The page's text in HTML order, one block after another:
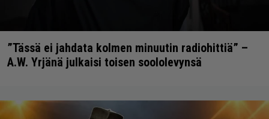
”Tässä ei jahdata kolmen minuutin radiohittiä” –
A.W. Yrjänä julkaisi toisen soololevynsä